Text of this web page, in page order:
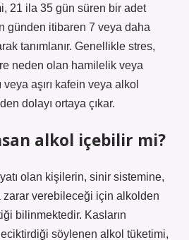
21 ila 35 gün süren bir adet
günden itibaren 7 veya daha
tanımlanır. Genellikle stres,
neden olan hamilelik veya
aşırı kafein veya alkol
dolayı ortaya çıkar.
alkol içebilir mi?
olan kişilerin, sinir sistemine,
zarar verebileceği için alkolden
bilinmektedir. Kasların
söylenen alkol tüketimi,